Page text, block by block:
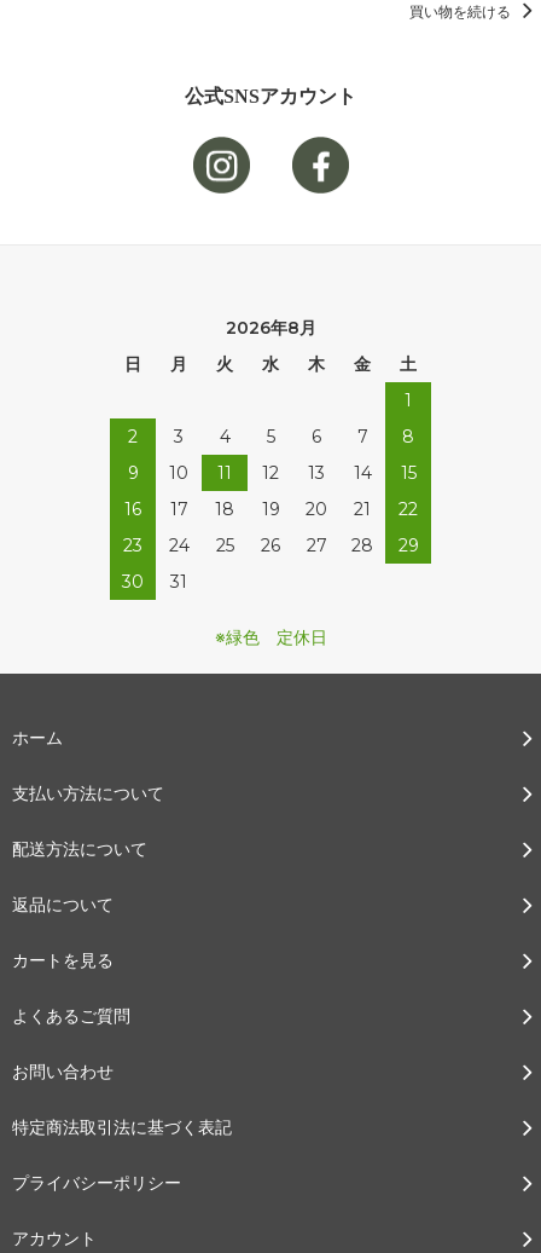
買い物を続ける
公式SNSアカウント
2026年8月
日
月 火 水 木 金
土
1
2
3 4 5 6 7
8
9
10 11 12 13 14
15
16
17 18 19 20 21
22
23
24 25 26 27 28
29
30
31
※緑色 定休日
ホーム
支払い方法について
配送方法について
返品について
カートを見る
よくあるご質問
お問い合わせ
特定商法取引法に基づく表記
プライバシーポリシー
アカウント